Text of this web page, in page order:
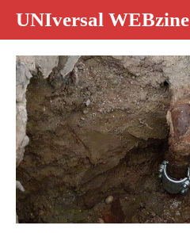
UNIversal WEBzine